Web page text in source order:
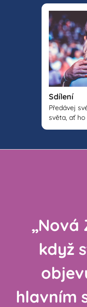
Sdílení
Předávej
světa, ať
„Nová
když
hlavním